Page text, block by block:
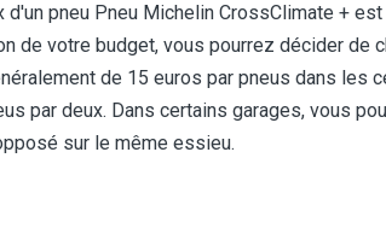
d'un pneu Pneu Michelin CrossClimate + est
de votre budget, vous pourrez décider de
de 15 euros par pneus dans les
par deux. Dans certains garages, vous
sur le même essieu.